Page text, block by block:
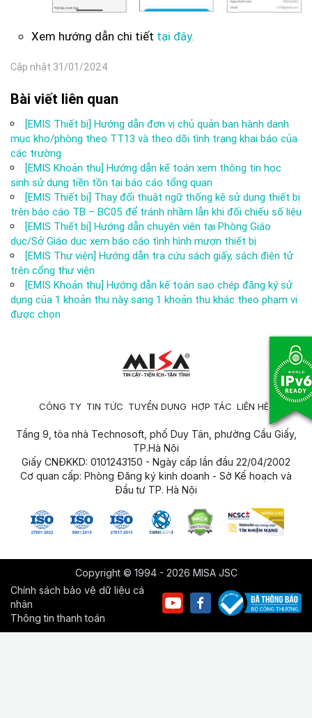
Xem hướng dẫn chi tiết tại đây.
Cập nhật 31/01/2024
Bài viết liên quan
[EMIS Thiết bị] Hướng dẫn đơn vị chủ quản ban hành danh
mục kho/phòng theo TT13 và theo dõi tình trạng khai báo của
các trường
[EMIS Khoản thu] Hướng dẫn kế toán xem thông tin học
sinh sử dụng tiền tồn tại báo cáo tổng quan
[EMIS Thiết bị] Thay đổi thuật ngữ thống kê sử dụng thiết bị
trên báo cáo TB – BC05 để tránh nhầm lẫn khi đối chiếu số liệu
[EMIS Thiết bị] Hướng dẫn chuyên viên tại Phòng Giáo
dục/Sở Giáo dục xem báo cáo tình hình mượn thiết bị
[EMIS Thư viện] Hướng dẫn tra cứu sách giấy, sách điện tử
trên cổng thư viện
[EMIS Khoản thu] Hướng dẫn kế toán sao chép đăng ký sử
dụng của 1 khoản thu này sang 1 khoản thu khác theo phạm vi
được chọn
CÔNG TY TIN TỨC TUYỂN DỤNG HỢP TÁC LIÊN HỆ
Tầng 9, tòa nhà Technosoft, phố Duy Tân, phường Cầu Giấy,
TP.Hà Nội
Giấy CNĐKKD: 0101243150 - Ngày cấp lần đầu 22/04/2002
Cơ quan cấp: Phòng Đăng ký kinh doanh - Sở Kế hoạch và
Đầu tư TP. Hà Nội
Copyright © 1994 - 2026 MISA JSC
Chính sách bảo vệ dữ liệu cá
nhân
Thông tin thanh toán